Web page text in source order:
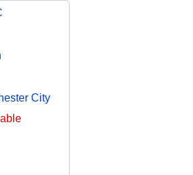
City